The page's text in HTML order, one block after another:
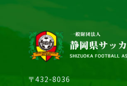
〒432-8036